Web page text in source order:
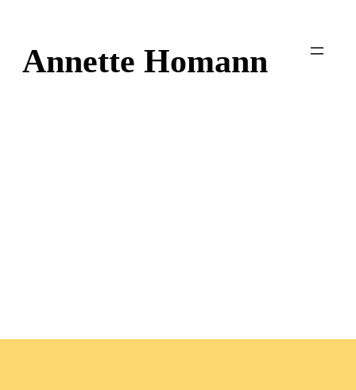
Inhalt
springenAnnette Homann